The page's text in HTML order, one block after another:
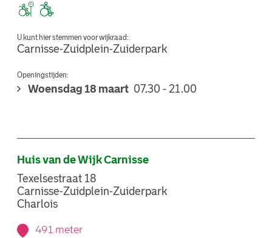
U kunt hier stemmen voor wijkraad:
Carnisse-Zuidplein-Zuiderpark
Openingstijden:
Woensdag 18 maart 07.30 - 21.00
Huis van de Wijk Carnisse
Texelsestraat 18
Carnisse-Zuidplein-Zuiderpark
Charlois
491 meter